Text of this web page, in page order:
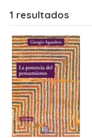
1 resultados